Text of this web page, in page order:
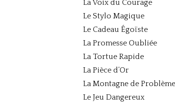
La Voix du Courage
Le Stylo Magique
Le Cadeau Égoïste
La Promesse Oubliée
La Tortue Rapide
La Pièce d’Or
La Montagne de
Le Jeu Dangereux